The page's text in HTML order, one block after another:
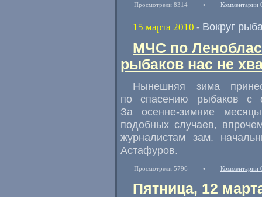
Просмотрели 8314 • Комментарии
15 марта 2010 - Вокруг
МЧС по
рыбаков нас не
Нынешняя зима
по спасению рыбаков с
За осенне-зимние
подобных случаев,
журналистам зам.
Астафуров.
Просмотрели 5796 • Комментарии
Пятница, 12